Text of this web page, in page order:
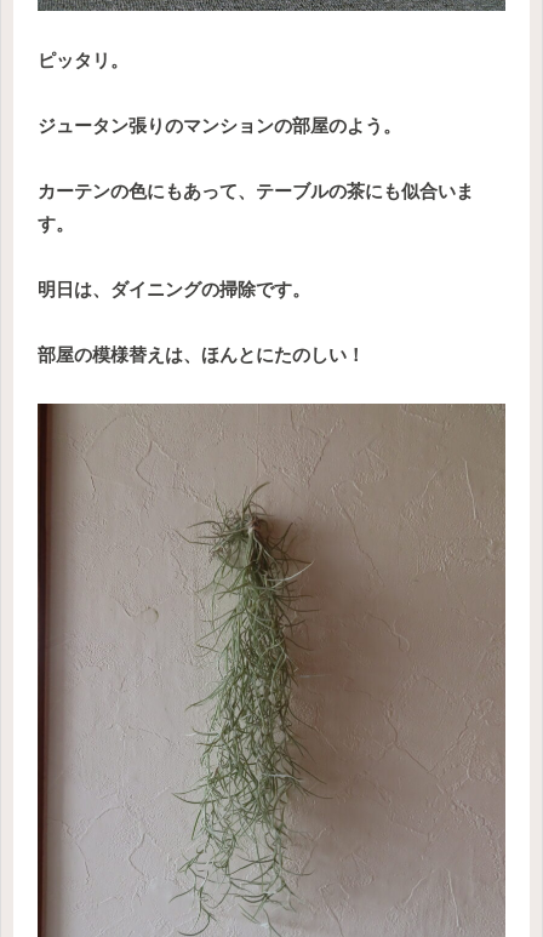
ピッタリ。
ジュータン張りのマンションの部屋のよう。
カーテンの色にもあって、テーブルの茶にも似合いま
す。
明日は、ダイニングの掃除です。
部屋の模様替えは、ほんとにたのしい！